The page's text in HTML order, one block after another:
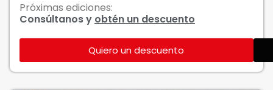
Próximas ediciones:
Consúltanos y obtén un descuento
Quiero un descuento